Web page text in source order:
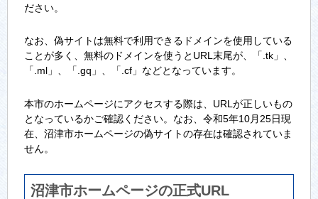
ださい。
なお、偽サイトは無料で利用できるドメインを使用している
ことが多く、無料のドメインを使うとURL末尾が、「.tk」、
「.ml」、「.gq」、「.cf」などとなっています。
本市のホームページにアクセスする際は、URLが正しいもの
となっているかご確認ください。なお、令和5年10月25日現
在、沼津市ホームページの偽サイトの存在は確認されていま
せん。
沼津市ホームページの正式URL